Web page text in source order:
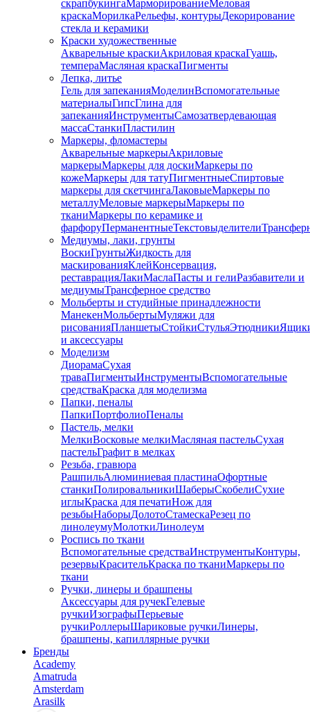
скрапбукингаМарморированиеМеловая
краскаМорилкаРельефы, контурыДекорирование
стекла и керамики
Краски художественные
Акварельные краскиАкриловая краскаГуашь,
темпераМасляная краскаПигменты
Лепка, литье
Гель для запеканияМоделинВспомогательные
материалыГипсГлина для
запеканияИнструментыСамозатвердевающая
массаСтанкиПластилин
Маркеры, фломастеры
Акварельные маркерыАкриловые
маркерыМаркеры для доскиМаркеры по
кожеМаркеры для татуПигментныеCпиртовые
маркеры для скетчингаЛаковыеМаркеры по
металлуМеловые маркерыМаркеры по
тканиМаркеры по керамике и
фарфоруПерманентныеТекстовыделители
Медиумы, лаки, грунты
ВоскиГрунтыЖидкость для
маскированияКлейКонсервация,
реставрацияЛакиМаслаПасты и гелиРазбавители и
медиумыТрансферное средство
Мольберты и студийные принадлежности
МанекенМольбертыМуляжи для
рисованияПланшетыСтойкиСтульяЭтюдники
и аксессуары
Моделизм
ДиорамаСухая
траваПигментыИнструментыВспомогательные
средстваКраска для моделизма
Папки, пеналы
ПапкиПортфолиоПеналы
Пастель, мелки
МелкиВосковые мелкиМасляная пастельСухая
пастельГрафит в мелках
Резьба, гравюра
РашпильАлюминиевая пластинаОфортные
станкиПолировальникиШаберыСкобелиСухие
иглыКраска для печатиНож для
резьбыНаборыДолотоСтамескаРезец по
линолеумуМолоткиЛинолеум
Роспись по ткани
Вспомогательные средстваИнструментыКонтуры,
резервыКрасительКраска по тканиМаркеры по
ткани
Ручки, линеры и брашпены
Аксессуары для ручекГелевые
ручкиИзографыПерьевые
ручкиРоллерыШариковые ручкиЛинеры,
брашпены, капиллярные ручки
Бренды
Academy
Amatruda
Amsterdam
Arasilk